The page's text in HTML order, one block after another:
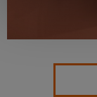
„Cookies
die